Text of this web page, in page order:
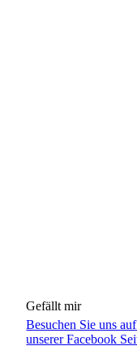
Gefällt mir
Besuchen Sie uns
unserer Facebook